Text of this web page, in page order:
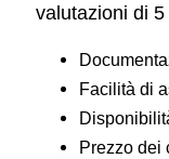
valutazioni di
Facilità di
Prezzo dei